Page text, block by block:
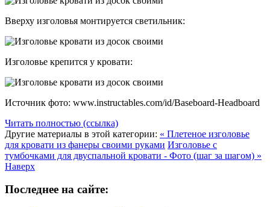
Вверху изголовья монтируется светильник:
Изголовье крепится у кровати:
Источник фото: www.instructables.com/id/Baseboard-Headboard
Читать полностью (ссылка)
Другие материалы в этой категории: « Плетеное изголовье
для кровати из фанеры своими руками Изголовье с
тумбочками для двуспальной кровати - Фото (шаг за шагом) »
Наверх
Последнее на сайте: